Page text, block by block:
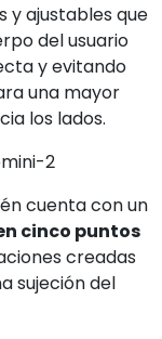
y ajustables que
del usuario
y evitando
una mayor
los lados.
cuenta con un
cinco puntos
creadas
sujeción del